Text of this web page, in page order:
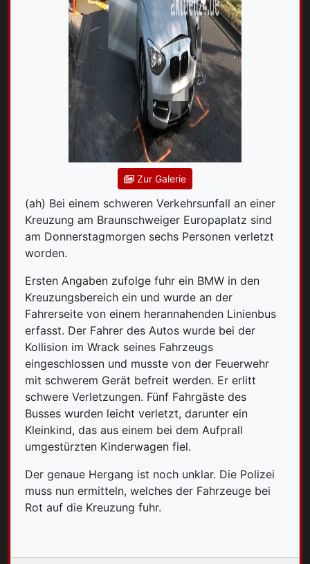
Zur Galerie
(ah) Bei einem schweren Verkehrsunfall an einer
Kreuzung am Braunschweiger Europaplatz sind
am Donnerstagmorgen sechs Personen verletzt
worden.
Ersten Angaben zufolge fuhr ein BMW in den
Kreuzungsbereich ein und wurde an der
Fahrerseite von einem herannahenden Linienbus
erfasst. Der Fahrer des Autos wurde bei der
Kollision im Wrack seines Fahrzeugs
eingeschlossen und musste von der Feuerwehr
mit schwerem Gerät befreit werden. Er erlitt
schwere Verletzungen. Fünf Fahrgäste des
Busses wurden leicht verletzt, darunter ein
Kleinkind, das aus einem bei dem Aufprall
umgestürzten Kinderwagen fiel.
Der genaue Hergang ist noch unklar. Die Polizei
muss nun ermitteln, welches der Fahrzeuge bei
Rot auf die Kreuzung fuhr.